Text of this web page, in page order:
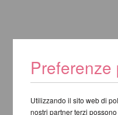
Preferenze
Utilizzando il sito web di
nostri partner terzi